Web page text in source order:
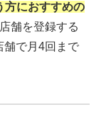
方におすすめの
舗を登録する
舗で月4回まで